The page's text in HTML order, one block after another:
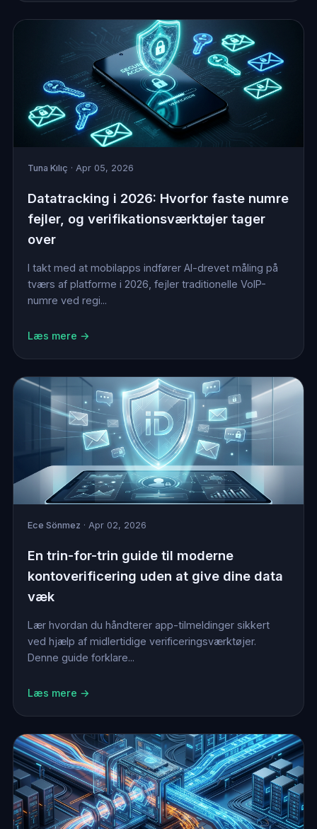
Tuna Kılıç · Apr 05, 2026
Datatracking i 2026: Hvorfor faste numre
fejler, og verifikationsværktøjer tager
over
I takt med at mobilapps indfører AI-drevet måling på
tværs af platforme i 2026, fejler traditionelle VoIP-
numre ved regi...
Læs mere →
Ece Sönmez · Apr 02, 2026
En trin-for-trin guide til moderne
kontoverificering uden at give dine data
væk
Lær hvordan du håndterer app-tilmeldinger sikkert
ved hjælp af midlertidige verificeringsværktøjer.
Denne guide forklare...
Læs mere →